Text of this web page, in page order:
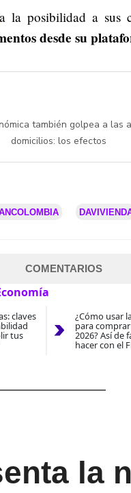
la posibilidad a sus
desde su
también golpea a las
domicilios: los efectos
COMENTARIOS
claves
tus
¿Cómo usar
para
2026? Así de
hacer con el
la